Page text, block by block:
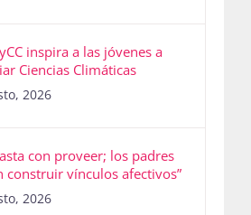
inspira a las jóvenes a
Ciencias Climáticas
2026
con proveer; los padres
construir vínculos afectivos”
2026